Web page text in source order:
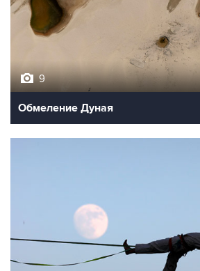
9
Обмеление Дуная